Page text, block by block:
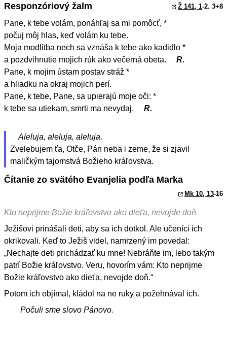
Responzóriový žalm Ž 141, 1-2. 3+8
Pane, k tebe volám, ponáhľaj sa mi pomôcť, *
počuj môj hlas, keď volám ku tebe.
Moja modlitba nech sa vznáša k tebe ako kadidlo *
a pozdvihnutie mojich rúk ako večerná obeta.
R.
Pane, k mojim ústam postav stráž *
a hliadku na okraj mojich perí.
Pane, k tebe, Pane, sa upierajú moje oči: *
k tebe sa utiekam, smrti ma nevydaj.
R.
Aleluja, aleluja, aleluja.
Zvelebujem ťa, Otče, Pán neba i zeme, že si zjavil
maličkým tajomstvá Božieho kráľovstva.
Čítanie zo svätého Evanjelia podľa Marka
Mk 10, 13-16
Kto neprijme Božie kráľovstvo ako dieťa, nevojde doň
Ježišovi prinášali deti, aby sa ich dotkol. Ale učeníci ich
okrikovali. Keď to Ježiš videl, namrzený im povedal:
„Nechajte deti prichádzať ku mne! Nebráňte im, lebo takým
patrí Božie kráľovstvo. Veru, hovorím vám: Kto neprijme
Božie kráľovstvo ako dieťa, nevojde doň.“
Potom ich objímal, kládol na ne ruky a požehnával ich.
Počuli sme slovo Pánovo.